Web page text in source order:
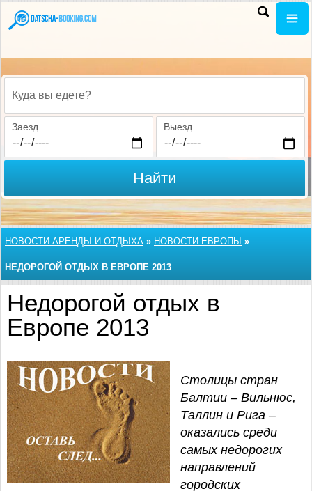
Куда вы едете?
Заезд Выезд
Найти
НОВОСТИ АРЕНДЫ И ОТДЫХА » НОВОСТИ ЕВРОПЫ »
НЕДОРОГОЙ ОТДЫХ В ЕВРОПЕ 2013
Недорогой отдых в
Европе 2013
Столицы стран
Балтии – Вильнюс,
Таллин и Рига –
оказались среди
самых недорогих
направлений
городских